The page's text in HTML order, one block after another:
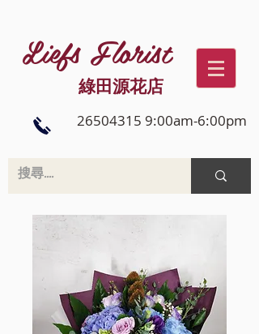
Liefs Florist
綠田源花店
26504315 9:00am-6:00pm